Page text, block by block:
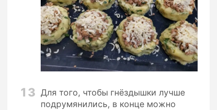
13 Для того, чтобы гнёздышки лучше
подрумянились, в конце можно